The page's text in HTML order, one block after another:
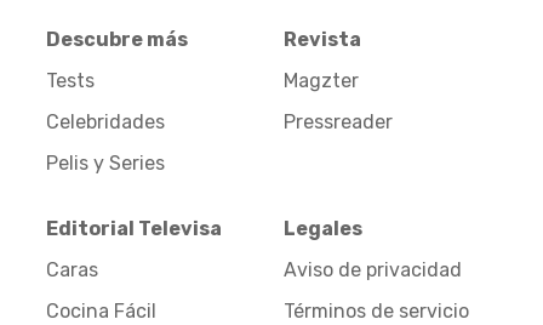
Descubre más
Tests
Celebridades
Pelis y Series
Revista
Magzter
Pressreader
Editorial Televisa
Caras
Cocina Fácil
Legales
Aviso de privacidad
Términos de servicio